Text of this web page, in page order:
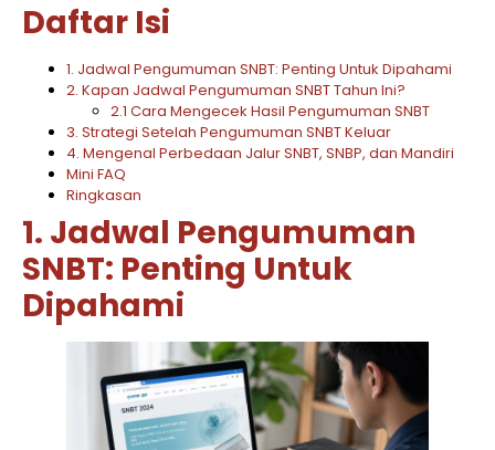
Daftar Isi
1. Jadwal Pengumuman SNBT: Penting Untuk Dipahami
2. Kapan Jadwal Pengumuman SNBT Tahun Ini?
2.1 Cara Mengecek Hasil Pengumuman SNBT
3. Strategi Setelah Pengumuman SNBT Keluar
4. Mengenal Perbedaan Jalur SNBT, SNBP, dan Mandiri
Mini FAQ
Ringkasan
1. Jadwal Pengumuman
SNBT: Penting Untuk
Dipahami